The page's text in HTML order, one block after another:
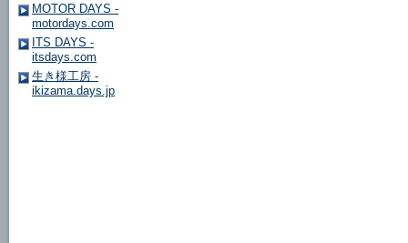
MOTOR DAYS -
motordays.com
ITS DAYS -
itsdays.com
生き様工房 -
ikizama.days.jp